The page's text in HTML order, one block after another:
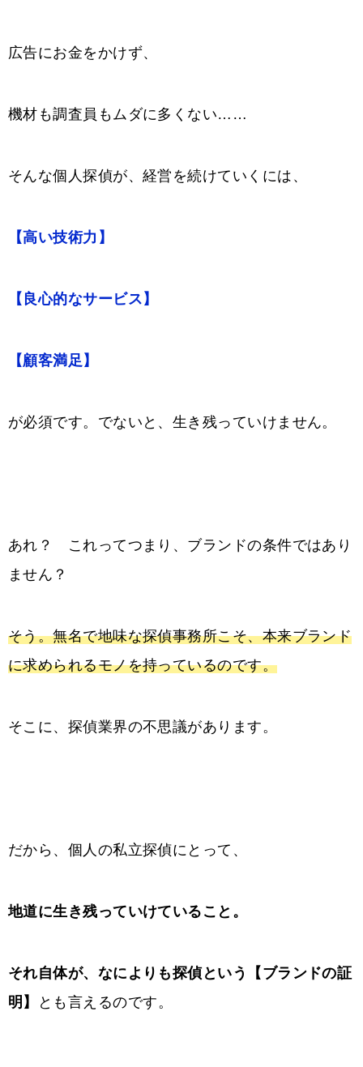
広告にお金をかけず、
機材も調査員もムダに多くない……
そんな個人探偵が、経営を続けていくには、
【高い技術力】
【良心的なサービス】
【顧客満足】
が必須です。でないと、生き残っていけません。
あれ？ これってつまり、ブランドの条件ではあり
ません？
そう。無名で地味な探偵事務所こそ、本来ブランド
に求められるモノを持っているのです。
そこに、探偵業界の不思議があります。
だから、個人の私立探偵にとって、
地道に生き残っていけていること。
それ自体が、なによりも探偵という【ブランドの証
明】
とも言えるのです。